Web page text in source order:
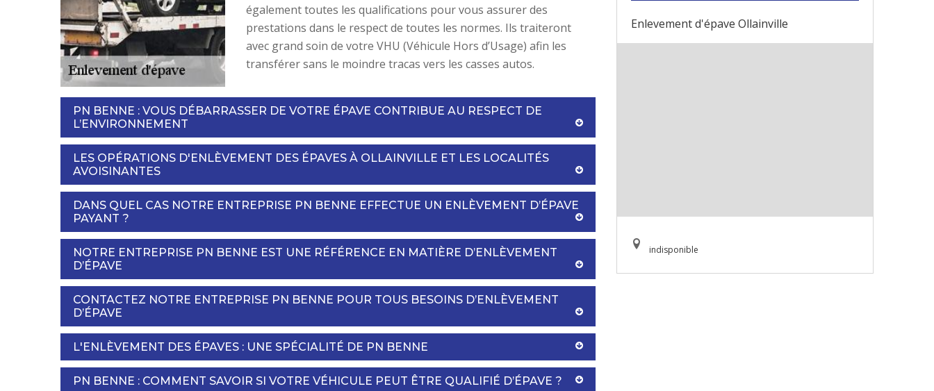
également toutes les qualifications pour vous assurer des
prestations dans le respect de toutes les normes. Ils traiteront
avec grand soin de votre VHU (Véhicule Hors d’Usage) afin les
transférer sans le moindre tracas vers les casses autos.
PN BENNE : VOUS DÉBARRASSER DE VOTRE ÉPAVE CONTRIBUE AU RESPECT DE
L’ENVIRONNEMENT
LES OPÉRATIONS D'ENLÈVEMENT DES ÉPAVES À OLLAINVILLE ET LES LOCALITÉS
AVOISINANTES
DANS QUEL CAS NOTRE ENTREPRISE PN BENNE EFFECTUE UN ENLÈVEMENT D’ÉPAVE
PAYANT ?
NOTRE ENTREPRISE PN BENNE EST UNE RÉFÉRENCE EN MATIÈRE D’ENLÈVEMENT
D’ÉPAVE
CONTACTEZ NOTRE ENTREPRISE PN BENNE POUR TOUS BESOINS D’ENLÈVEMENT
D’ÉPAVE
L'ENLÈVEMENT DES ÉPAVES : UNE SPÉCIALITÉ DE PN BENNE
PN BENNE : COMMENT SAVOIR SI VOTRE VÉHICULE PEUT ÊTRE QUALIFIÉ D’ÉPAVE ?
Enlevement d'épave Ollainville
indisponible